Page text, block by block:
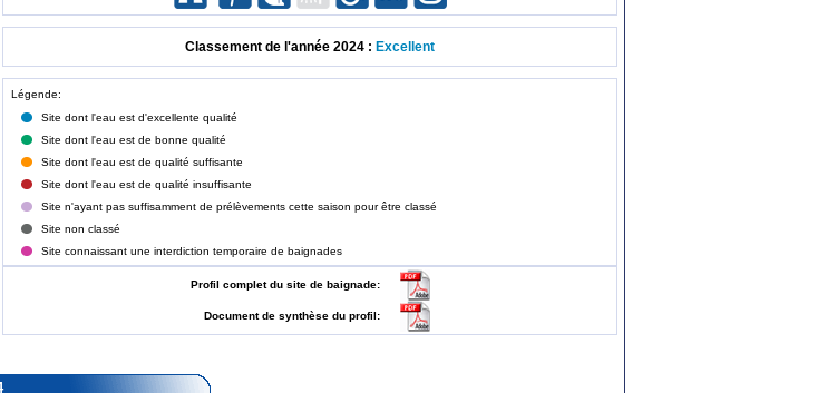
Classement de l'année 2024 : Excellent
Légende:
Site dont l'eau est d'excellente qualité
Site dont l'eau est de bonne qualité
Site dont l'eau est de qualité suffisante
Site dont l'eau est de qualité insuffisante
Site n'ayant pas suffisamment de prélèvements cette saison pour être classé
Site non classé
Site connaissant une interdiction temporaire de baignades
Profil complet du site de baignade:
Document de synthèse du profil: